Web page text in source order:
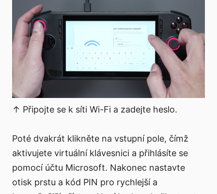
↑ Připojte se k síti Wi-Fi a zadejte heslo.
Poté dvakrát klikněte na vstupní pole, čímž
aktivujete virtuální klávesnici a přihlásíte se
pomocí účtu Microsoft. Nakonec nastavte
otisk prstu a kód PIN pro rychlejší a